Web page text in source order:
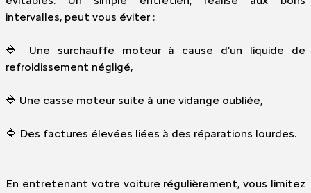
intervalles, peut vous éviter :
🔷 Une surchauffe moteur à cause d'un liquide de
refroidissement négligé,
🔷 Une casse moteur suite à une vidange oubliée,
🔷 Des factures élevées liées à des réparations lourdes.
En entretenant votre voiture régulièrement, vous limitez